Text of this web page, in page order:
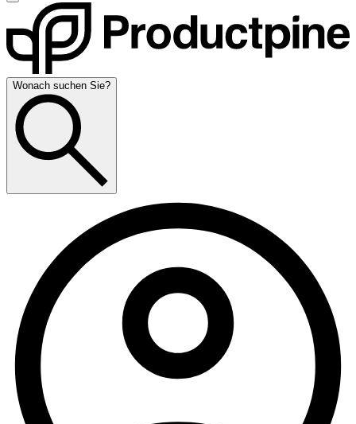
Wonach suchen Sie?